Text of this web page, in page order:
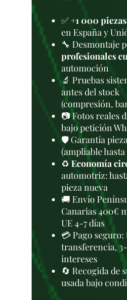
✅+1 000
en España y
🔧 Desmontaje
profesionales
automoción
🔬 Pruebas
antes del stock
(compresión,
📷 Fotos reales
bajo petición
🛡️ Garantía
(ampliable hasta
♻️ Economía
automotriz:
pieza nueva
🚚 Envío
Canarias 400€
UE 4-7 días
💳 Pago
transferencia,
intereses
🔄 Recogida de
usada bajo